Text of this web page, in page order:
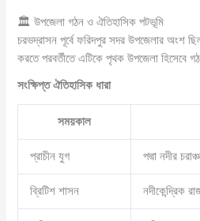
🏛️ উপজেলা গঠন ও ঐতিহাসিক পটভূমি
চরভদ্রাসন পূর্বে ফরিদপুর সদর উপজেলার অংশ
করতে পরবর্তীতে এটিকে পৃথক উপজেলা হিসেবে
সংক্ষিপ্ত ঐতিহাসিক ধারা
সময়কাল
প্রাচীন যুগ পদ্মা নদীর
ব্রিটিশ শাসন নদীকেন্দ্রিক